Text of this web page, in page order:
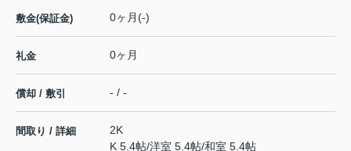
敷金(保証金) 0ヶ月(-)
礼金 0ヶ月
償却 / 敷引 - / -
間取り / 詳細
2K
K 5.4帖/洋室 5.4帖/和室 5.4帖